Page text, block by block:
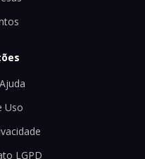
Uso
LGPD